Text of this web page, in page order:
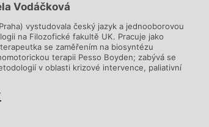
Vodáčková
vystudovala český jazyk a jednooborovou
na Filozofické fakultě UK. Pracuje jako
se zaměřením na biosyntézu
terapii Pesso Boyden; zabývá se
v oblasti krizové intervence, paliativní